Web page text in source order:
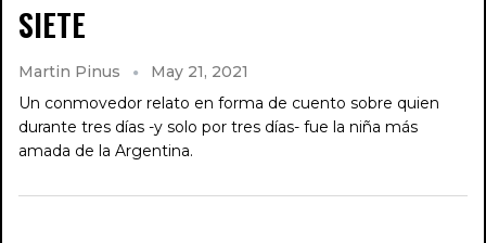
SIETE
Martin Pinus
May 21, 2021
Un conmovedor relato en forma de cuento sobre quien
durante tres días -y solo por tres días- fue la niña más
amada de la Argentina.